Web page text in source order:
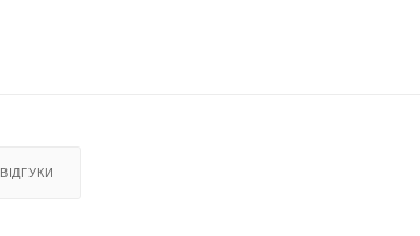
ВІДГУКИ